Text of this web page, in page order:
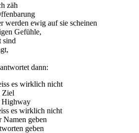
zäh
werden ewig auf sie scheinen
Gefühle,
sind
dann:
es wirklich nicht
Ziel
Highway
es wirklich nicht
Namen geben
geben